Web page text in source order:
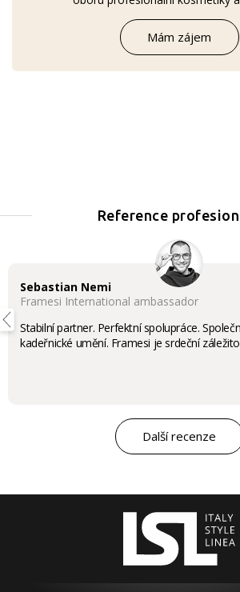
Mám zájem
Reference
Sebastian Nemi
Framesi International ambassador
Stabilní partner. Perfektní spolupráce.
kadeřnické umění. Framesi je srdeční
Další recenze